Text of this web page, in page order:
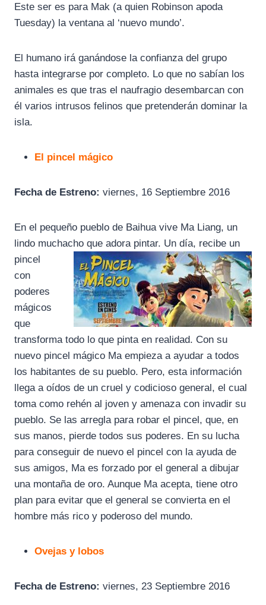
Este ser es para Mak (a quien Robinson apoda
Tuesday) la ventana al ‘nuevo mundo’.
El humano irá ganándose la confianza del grupo
hasta integrarse por completo. Lo que no sabían los
animales es que tras el naufragio desembarcan con
él varios intrusos felinos que pretenderán dominar la
isla.
El pincel mágico
Fecha de Estreno: viernes, 16 Septiembre 2016
En el pequeño pueblo de Baihua vive Ma Liang, un
lindo muchacho que adora pintar. Un día, recibe un
pincel
con
poderes
mágicos
que
transforma todo lo que pinta en realidad. Con su
nuevo pincel mágico Ma empieza a ayudar a todos
los habitantes de su pueblo. Pero, esta información
llega a oídos de un cruel y codicioso general, el cual
toma como rehén al joven y amenaza con invadir su
pueblo. Se las arregla para robar el pincel, que, en
sus manos, pierde todos sus poderes. En su lucha
para conseguir de nuevo el pincel con la ayuda de
sus amigos, Ma es forzado por el general a dibujar
una montaña de oro. Aunque Ma acepta, tiene otro
plan para evitar que el general se convierta en el
hombre más rico y poderoso del mundo.
Ovejas y lobos
Fecha de Estreno: viernes, 23 Septiembre 2016